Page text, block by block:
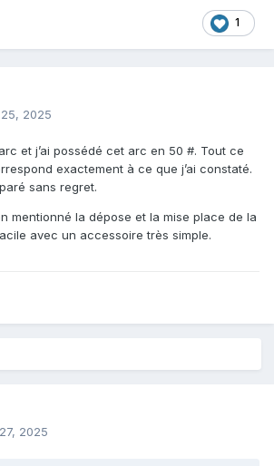
1
2025
et j’ai possédé cet arc en 50 #. Tout ce
exactement à ce que j’ai constaté.
sans regret.
mentionné la dépose et la mise place de la
avec un accessoire très simple.
2025